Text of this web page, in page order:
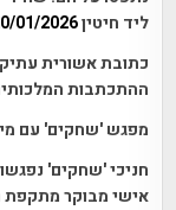
ליד חיטין01/2026
כתובת אשורית
ההתכתבות
מפגש 'שחקים' עם
חניכי 'שחקים'
אישי מבוקר מתקפת ה